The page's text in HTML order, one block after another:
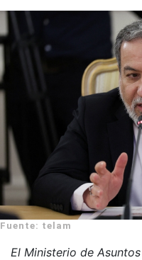
Fuente: telam
El Ministerio de